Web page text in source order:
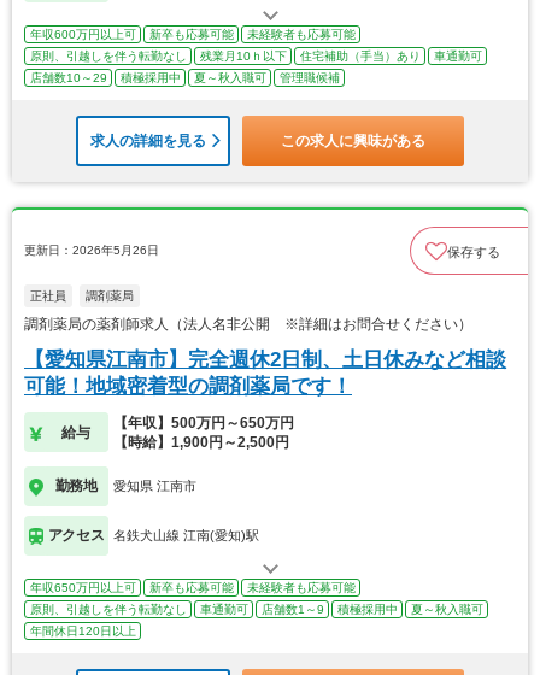
年収600万円以上可 新卒も応募可能
未経験者も応募可能
原則、引越しを伴う転勤なし
残業月10ｈ以下 住宅補助（手当）あり
車通勤可
店舗数10～29
積極採用中 夏～秋入職可 管理職候補
求人の詳細を見る この求人に興味がある
更新日：2026年5月26日 保存する
正社員 調剤薬局
調剤薬局の薬剤師求人（法人名非公開 ※詳細はお問合せください）
【愛知県江南市】完全週休2日制、土日休みなど相談
可能！地域密着型の調剤薬局です！
給与
【年収】500万円～650万円
【時給】1,900円～2,500円
勤務地 愛知県 江南市
アクセス 名鉄犬山線 江南(愛知)駅
年収650万円以上可 新卒も応募可能
未経験者も応募可能
原則、引越しを伴う転勤なし
車通勤可 店舗数1～9 積極採用中
夏～秋入職可
年間休日120日以上